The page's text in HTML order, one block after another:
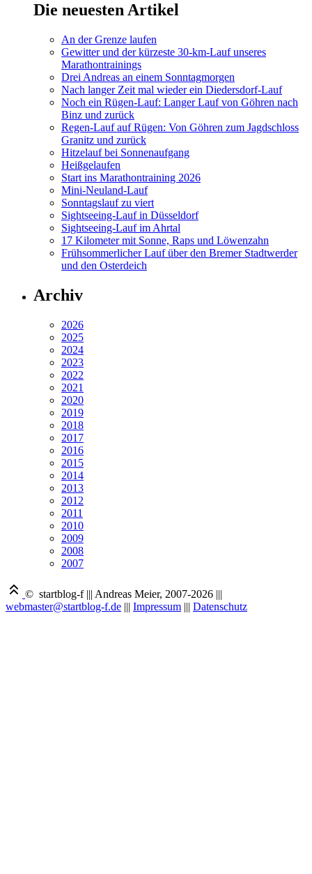
Die neuesten Artikel
An der Grenze laufen
Gewitter und der kürzeste 30-km-Lauf unseres
Marathontrainings
Drei Andreas an einem Sonntagmorgen
Nach langer Zeit mal wieder ein Diedersdorf-Lauf
Noch ein Rügen-Lauf: Langer Lauf von Göhren nach
Binz und zurück
Regen-Lauf auf Rügen: Von Göhren zum Jagdschloss
Granitz und zurück
Hitzelauf bei Sonnenaufgang
Heißgelaufen
Start ins Marathontraining 2026
Mini-Neuland-Lauf
Sonntagslauf zu viert
Sightseeing-Lauf in Düsseldorf
Sightseeing-Lauf im Ahrtal
17 Kilometer mit Sonne, Raps und Löwenzahn
Frühsommerlicher Lauf über den Bremer Stadtwerder
und den Osterdeich
Archiv
2026
2025
2024
2023
2022
2021
2020
2019
2018
2017
2016
2015
2014
2013
2012
2011
2010
2009
2008
2007
© startblog-f ||| Andreas Meier, 2007-2026 |||
webmaster@startblog-f.de ||| Impressum ||| Datenschutz